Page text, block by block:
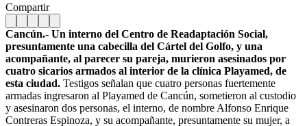
Compartir
Cancún.- Un interno del Centro de Readaptación Social,
presuntamente una cabecilla del Cártel del Golfo, y una
acompañante, al parecer su pareja, murieron asesinados por
cuatro sicarios armados al interior de la clínica Playamed, de
esta ciudad. Testigos señalan que cuatro personas fuertemente
armadas ingresaron al Playamed de Cancún, sometieron al custodio
y asesinaron dos personas, el interno, de nombre Alfonso Enrique
Contreras Espinoza, y su acompañante, presuntamente su mujer, a